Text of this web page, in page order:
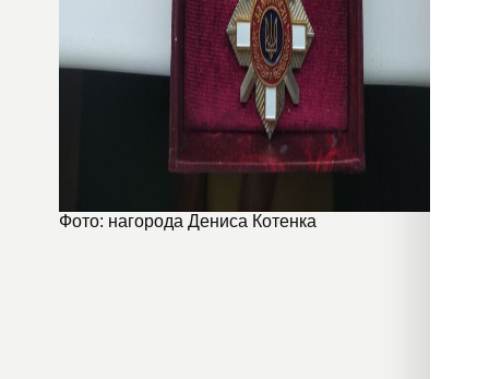
Фото: нагорода Дениса Котенка